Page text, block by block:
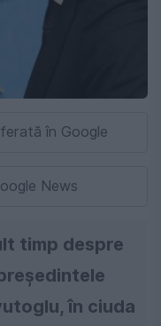
în Google
News
timp despre
în ciuda